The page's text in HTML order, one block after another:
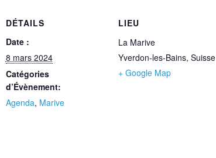
DÉTAILS
Date :
8 mars 2024
Catégories
d’Évènement:
Agenda, Marive
LIEU
La Marive
Yverdon-les-Bains, Suisse
+ Google Map